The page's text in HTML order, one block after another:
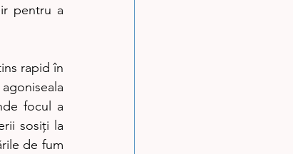
pentru a
rapid în
focul a
sosiți la
de fum